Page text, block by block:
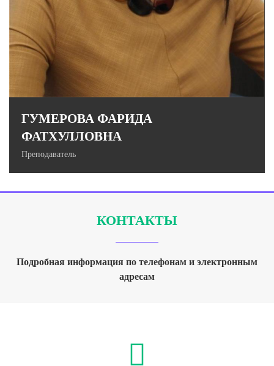
кандидат педагогических наук, доцент
ГУМЕРОВА ФАРИДА
ФАТХУЛЛОВНА
Преподаватель
КОНТАКТЫ
Подробная информация по телефонам и электронным
адресам